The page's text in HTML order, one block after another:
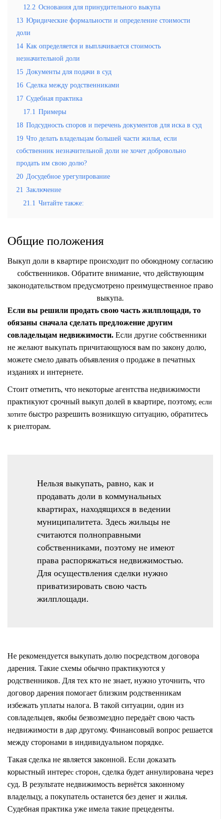
12.2 Основания для принудительного выкупа
13 Юридические формальности и определение стоимости
доли
14 Как определяется и выплачивается стоимость
незначительной доли
15 Документы для подачи в суд
16 Сделка между родственниками
17 Судебная практика
17.1 Примеры
18 Подсудность споров и перечень документов для иска в суд
19 Что делать владельцам большей части жилья, если
собственник незначительной доли не хочет добровольно
продать им свою долю?
20 Досудебное урегулирование
21 Заключение
21.1 Читайте также:
Общие положения
Выкуп доли в квартире происходит по обоюдному согласию
собственников. Обратите внимание, что действующим
законодательством предусмотрено преимущественное право
выкупа.
Если вы решили продать свою часть жилплощади, то
обязаны сначала сделать предложение другим
совладельцам недвижимости. Если другие собственники
не желают выкупать причитающуюся вам по закону долю,
можете смело давать объявления о продаже в печатных
изданиях и интернете.
Стоит отметить, что некоторые агентства недвижимости
практикуют срочный выкуп долей в квартире, поэтому, если
хотите быстро разрешить возникшую ситуацию, обратитесь
к риелторам.
Нельзя выкупать, равно, как и
продавать доли в коммунальных
квартирах, находящихся в ведении
муниципалитета. Здесь жильцы не
считаются полноправными
собственниками, поэтому не имеют
права распоряжаться недвижимостью.
Для осуществления сделки нужно
приватизировать свою часть
жилплощади.
Не рекомендуется выкупать долю посредством договора
дарения. Такие схемы обычно практикуются у
родственников. Для тех кто не знает, нужно уточнить, что
договор дарения помогает близким родственникам
избежать уплаты налога. В такой ситуации, один из
совладельцев, якобы безвозмездно передаёт свою часть
недвижимости в дар другому. Финансовый вопрос решается
между сторонами в индивидуальном порядке.
Такая сделка не является законной. Если доказать
корыстный интерес сторон, сделка будет аннулирована через
суд. В результате недвижимость вернётся законному
владельцу, а покупатель останется без денег и жилья.
Судебная практика уже имела такие прецеденты.